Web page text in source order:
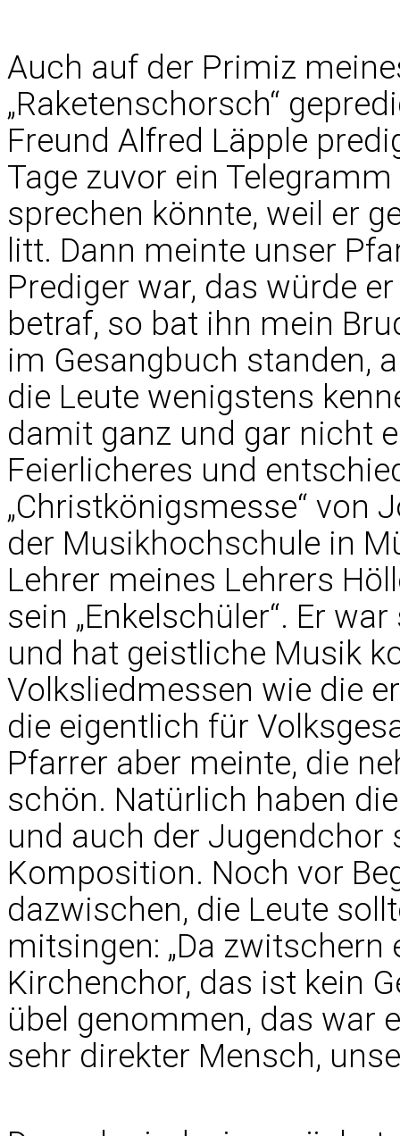
Auch auf der Primiz
„Raketenschorsch“
Freund Alfred Läpple
Tage zuvor ein
sprechen könnte, weil er
litt. Dann meinte unser
Prediger war, das würde
betraf, so bat ihn mein
im Gesangbuch standen,
die Leute wenigstens
damit ganz und gar nicht
Feierlicheres und
„Christkönigsmesse“ von
der Musikhochschule in
Lehrer meines Lehrers
sein „Enkelschüler“. Er
und hat geistliche Musik
Volksliedmessen wie die
die eigentlich für
Pfarrer aber meinte, die
schön. Natürlich haben
und auch der Jugendchor
Komposition. Noch vor
dazwischen, die Leute
mitsingen: „Da
Kirchenchor, das ist kein
übel genommen, das war
sehr direkter Mensch,